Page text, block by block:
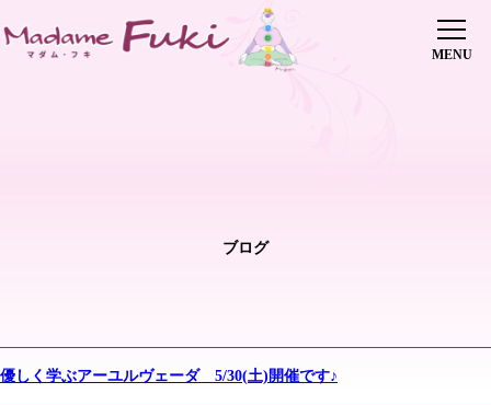
ブログ
優しく学ぶアーユルヴェーダ 5/30(土)開催です♪
初めての方へ
レッスン・会費
講師紹介
0745-70-5515
店舗情報